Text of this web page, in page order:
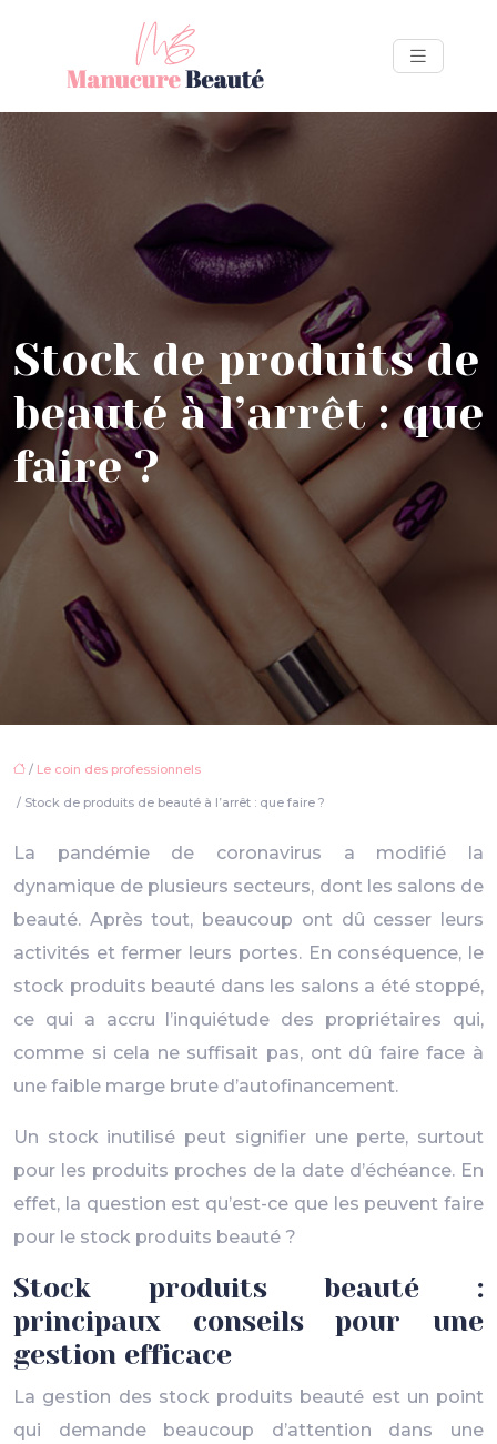
Stock de produits de
beauté à l’arrêt : que
faire ?
/ Le coin des professionnels
/ Stock de produits de beauté à l’arrêt : que faire ?
La pandémie de coronavirus a modifié la
dynamique de plusieurs secteurs, dont les salons de
beauté. Après tout, beaucoup ont dû cesser leurs
activités et fermer leurs portes. En conséquence, le
stock produits beauté dans les salons a été stoppé,
ce qui a accru l’inquiétude des propriétaires qui,
comme si cela ne suffisait pas, ont dû faire face à
une faible marge brute d’autofinancement.
Un stock inutilisé peut signifier une perte, surtout
pour les produits proches de la date d’échéance. En
effet, la question est qu’est-ce que les peuvent faire
pour le stock produits beauté ?
Stock produits beauté :
principaux conseils pour une
gestion efficace
La gestion des stock produits beauté est un point
qui demande beaucoup d’attention dans une